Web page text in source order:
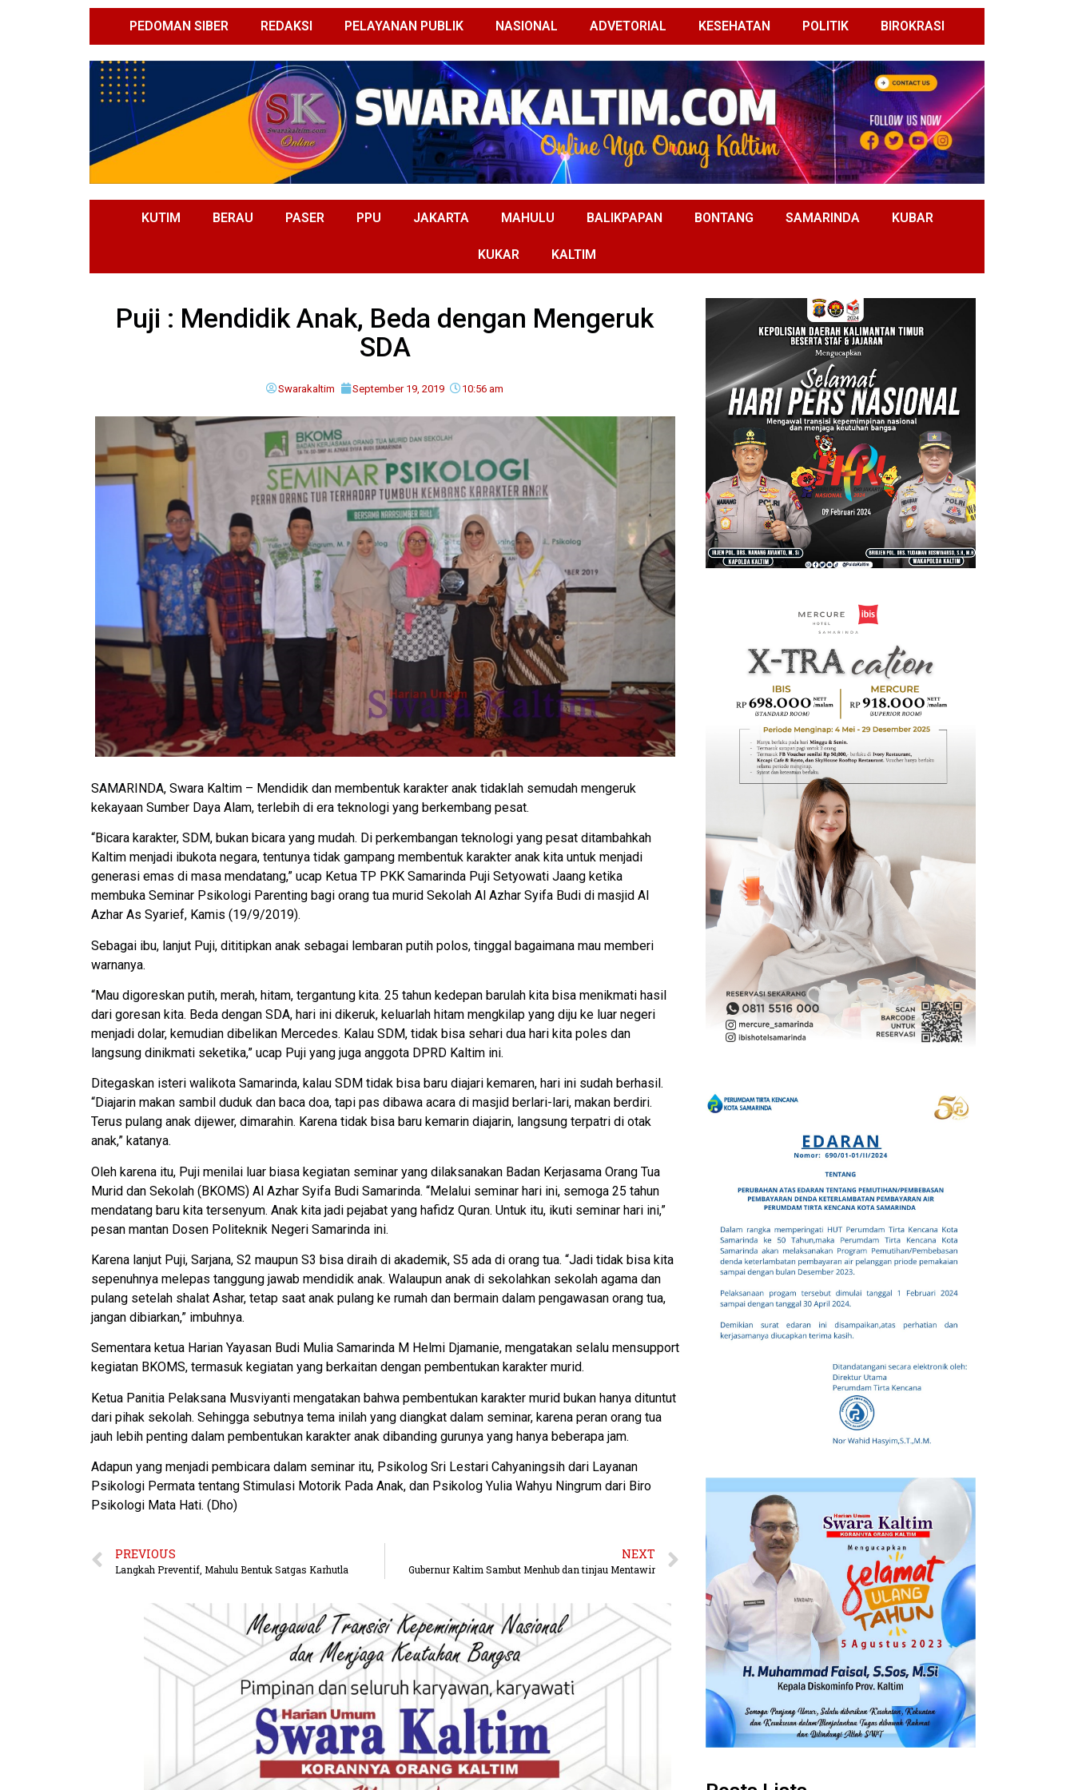
PEDOMAN SIBER REDAKSI PELAYANAN PUBLIK NASIONAL ADVETORIAL KESEHATAN POLITIK BIROKRASI
KUTIM BERAU PASER PPU JAKARTA MAHULU BALIKPAPAN BONTANG SAMARINDA KUBAR
KUKAR KALTIM
Puji : Mendidik Anak, Beda dengan Mengeruk
SDA
Swarakaltim September 19, 2019 10:56 am
SAMARINDA, Swara Kaltim – Mendidik dan membentuk karakter anak tidaklah semudah mengeruk
kekayaan Sumber Daya Alam, terlebih di era teknologi yang berkembang pesat.
“Bicara karakter, SDM, bukan bicara yang mudah. Di perkembangan teknologi yang pesat ditambahkah
Kaltim menjadi ibukota negara, tentunya tidak gampang membentuk karakter anak kita untuk menjadi
generasi emas di masa mendatang,” ucap Ketua TP PKK Samarinda Puji Setyowati Jaang ketika
membuka Seminar Psikologi Parenting bagi orang tua murid Sekolah Al Azhar Syifa Budi di masjid Al
Azhar As Syarief, Kamis (19/9/2019).
Sebagai ibu, lanjut Puji, dititipkan anak sebagai lembaran putih polos, tinggal bagaimana mau memberi
warnanya.
“Mau digoreskan putih, merah, hitam, tergantung kita. 25 tahun kedepan barulah kita bisa menikmati hasil
dari goresan kita. Beda dengan SDA, hari ini dikeruk, keluarlah hitam mengkilap yang diju ke luar negeri
menjadi dolar, kemudian dibelikan Mercedes. Kalau SDM, tidak bisa sehari dua hari kita poles dan
langsung dinikmati seketika,” ucap Puji yang juga anggota DPRD Kaltim ini.
Ditegaskan isteri walikota Samarinda, kalau SDM tidak bisa baru diajari kemaren, hari ini sudah berhasil.
“Diajarin makan sambil duduk dan baca doa, tapi pas dibawa acara di masjid berlari-lari, makan berdiri.
Terus pulang anak dijewer, dimarahin. Karena tidak bisa baru kemarin diajarin, langsung terpatri di otak
anak,” katanya.
Oleh karena itu, Puji menilai luar biasa kegiatan seminar yang dilaksanakan Badan Kerjasama Orang Tua
Murid dan Sekolah (BKOMS) Al Azhar Syifa Budi Samarinda. “Melalui seminar hari ini, semoga 25 tahun
mendatang baru kita tersenyum. Anak kita jadi pejabat yang hafidz Quran. Untuk itu, ikuti seminar hari ini,”
pesan mantan Dosen Politeknik Negeri Samarinda ini.
Karena lanjut Puji, Sarjana, S2 maupun S3 bisa diraih di akademik, S5 ada di orang tua. “Jadi tidak bisa kita
sepenuhnya melepas tanggung jawab mendidik anak. Walaupun anak di sekolahkan sekolah agama dan
pulang setelah shalat Ashar, tetap saat anak pulang ke rumah dan bermain dalam pengawasan orang tua,
jangan dibiarkan,” imbuhnya.
Sementara ketua Harian Yayasan Budi Mulia Samarinda M Helmi Djamanie, mengatakan selalu mensupport
kegiatan BKOMS, termasuk kegiatan yang berkaitan dengan pembentukan karakter murid.
Ketua Panitia Pelaksana Musviyanti mengatakan bahwa pembentukan karakter murid bukan hanya dituntut
dari pihak sekolah. Sehingga sebutnya tema inilah yang diangkat dalam seminar, karena peran orang tua
jauh lebih penting dalam pembentukan karakter anak dibanding gurunya yang hanya beberapa jam.
Adapun yang menjadi pembicara dalam seminar itu, Psikolog Sri Lestari Cahyaningsih dari Layanan
Psikologi Permata tentang Stimulasi Motorik Pada Anak, dan Psikolog Yulia Wahyu Ningrum dari Biro
Psikologi Mata Hati. (Dho)
PREVIOUS
Langkah Preventif, Mahulu Bentuk Satgas Karhutla
NEXT
Gubernur Kaltim Sambut Menhub dan tinjau Mentawir